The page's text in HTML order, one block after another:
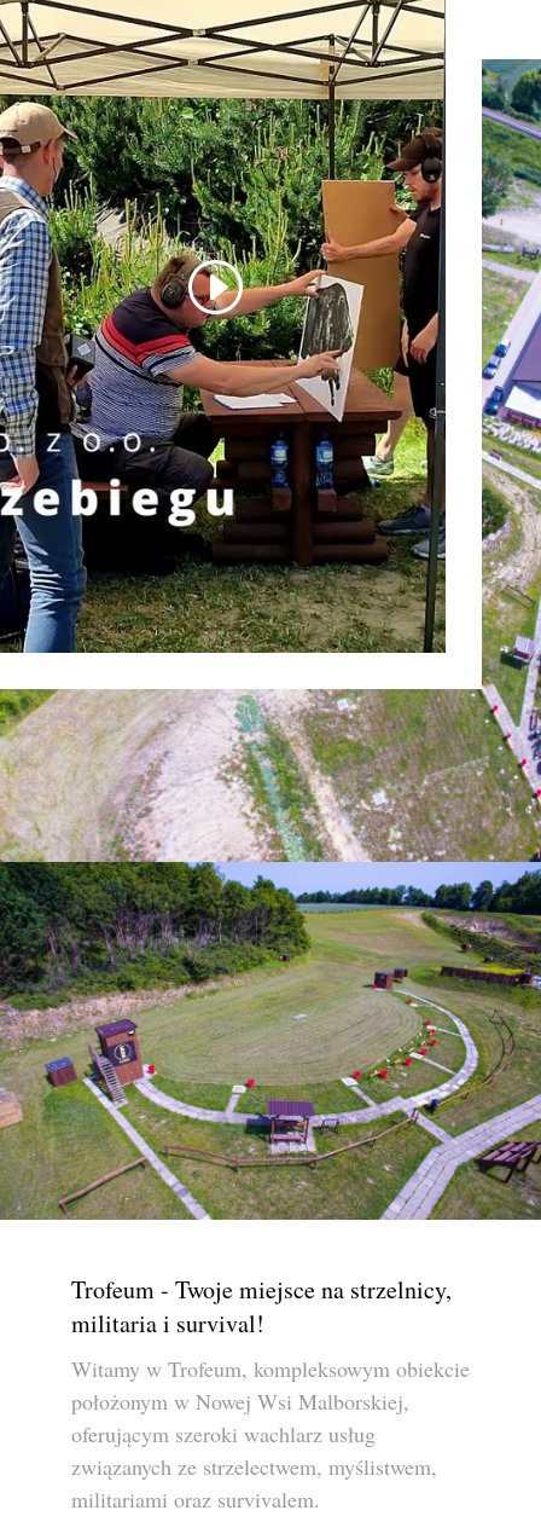
Trofeum - Twoje miejsce na strzelnicy,
militaria i survival!
Witamy w Trofeum, kompleksowym obiekcie
położonym w Nowej Wsi Malborskiej,
oferującym szeroki wachlarz usług
związanych ze strzelectwem, myślistwem,
militariami oraz survivalem.